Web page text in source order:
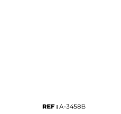
REF :A-3458B